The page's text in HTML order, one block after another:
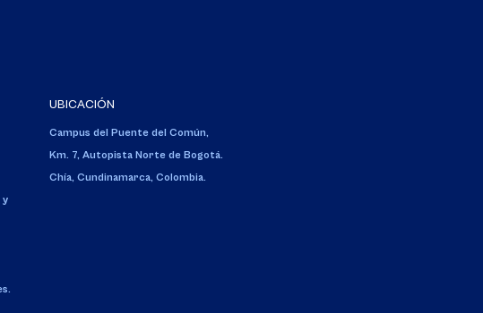
y
UBICACIÓN
Campus del Puente del Común,
Km. 7, Autopista Norte de Bogotá.
Chía, Cundinamarca, Colombia.